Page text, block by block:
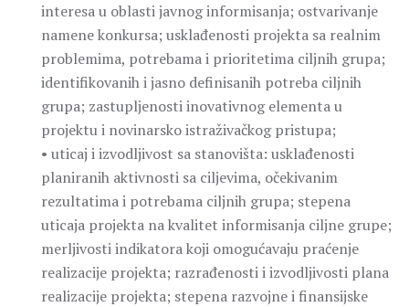
interesa u oblasti javnog informisanja; ostvarivanje
namene konkursa; usklađenosti projekta sa realnim
problemima, potrebama i prioritetima ciljnih grupa;
identifikovanih i jasno definisanih potreba ciljnih
grupa; zastupljenosti inovativnog elementa u
projektu i novinarsko istraživačkog pristupa;
• uticaj i izvodljivost sa stanovišta: usklađenosti
planiranih aktivnosti sa ciljevima, očekivanim
rezultatima i potrebama ciljnih grupa; stepena
uticaja projekta na kvalitet informisanja ciljne grupe;
merljivosti indikatora koji omogućavaju praćenje
realizacije projekta; razrađenosti i izvodljivosti plana
realizacije projekta; stepena razvojne i finansijske